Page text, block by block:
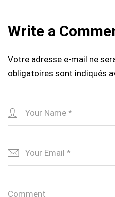
Write a
Votre adresse e-mail ne
obligatoires sont indiqués